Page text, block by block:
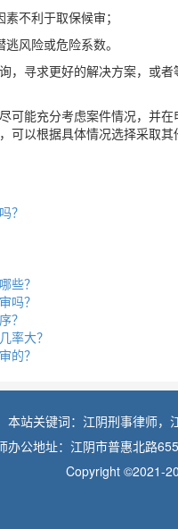
不利于取保候审；
风险或危险系数。
寻求更好的解决方案，或者
能充分考虑案件情况，并在
以根据具体情况选择采取其
？
些？
吗？
？
率大？
的？
本站关键词：江阴刑事律师，
办公地址：江阴市普惠北路
Copyright ©2021-